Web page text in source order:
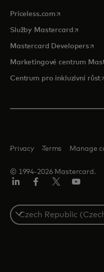
Priceless.com opens in a
Služby Mastercardopens in
Mastercard Developers
Marketingové centrum
Centrum pro inkluzivní růst
© 1994-2026 Mastercard.
Privacy Terms Manage
Select
a
country